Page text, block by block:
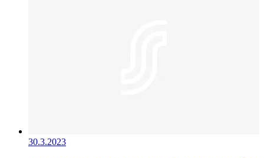
30.3.2023